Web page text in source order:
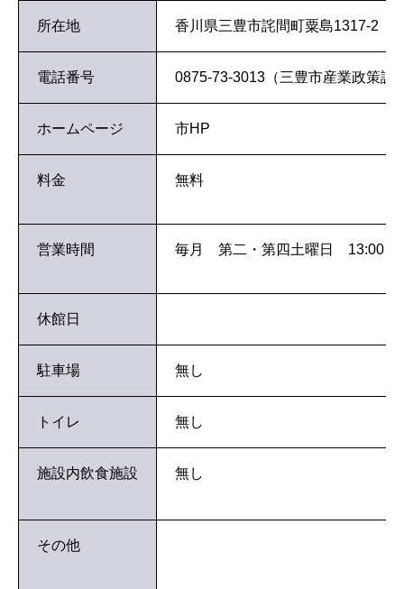
所在地 香川県三豊市詫間町粟島1317‐2
電話番号 0875-73-3013（三豊市産業政策課
ホームページ 市HP
料金 無料
営業時間 毎月 第二・第四土曜日 13:00～
休館日
駐車場 無し
トイレ 無し
施設内飲食施設 無し
その他